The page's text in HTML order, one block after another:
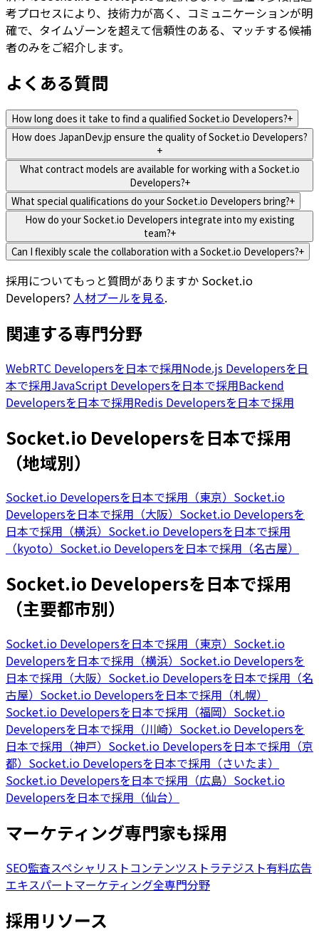
考プロセスにより、技術力が高く、コミュニケーションが明
確で、タイムゾーンを超えて信頼性のある、マッチする候補
者のみをご紹介します。
よくある質問
How long does it take to find a qualified Socket.io Developers?+
How does JapanDev.jp ensure the quality of Socket.io Developers?
+
What contract models are available for working with a Socket.io
Developers?+
What special qualifications do your Socket.io Developers bring?+
How do your Socket.io Developers integrate into my existing
team?+
Can I flexibly scale the collaboration with a Socket.io Developers?+
採用についてもっと質問がありますか Socket.io
Developers? 人材プールを見る.
関連する専門分野
WebRTC Developersを日本で採用Node.js Developersを日
本で採用JavaScript Developersを日本で採用Backend
Developersを日本で採用Redis Developersを日本で採用
Socket.io Developersを日本で採用
（地域別）
Socket.io Developersを日本で採用（東京） Socket.io
Developersを日本で採用（大阪） Socket.io Developersを
日本で採用（横浜） Socket.io Developersを日本で採用
（kyoto） Socket.io Developersを日本で採用（名古屋）
Socket.io Developersを日本で採用
（主要都市別）
Socket.io Developersを日本で採用（東京） Socket.io
Developersを日本で採用（横浜） Socket.io Developersを
日本で採用（大阪） Socket.io Developersを日本で採用（名
古屋） Socket.io Developersを日本で採用（札幌）
Socket.io Developersを日本で採用（福岡） Socket.io
Developersを日本で採用（川崎） Socket.io Developersを
日本で採用（神戸） Socket.io Developersを日本で採用（京
都） Socket.io Developersを日本で採用（さいたま）
Socket.io Developersを日本で採用（広島） Socket.io
Developersを日本で採用（仙台）
マーケティング専門家も採用
SEO監査スペシャリストコンテンツストラテジスト有料広告
エキスパートマーケティング全専門分野
採用リソース